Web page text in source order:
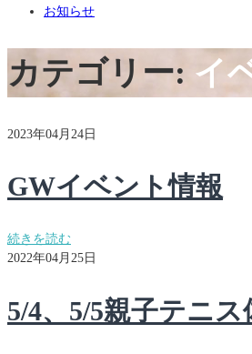
お知らせ
カテゴリー: イ
2023年04月24日
GWイベント情報
続きを読む
2022年04月25日
5/4、5/5親子テニ